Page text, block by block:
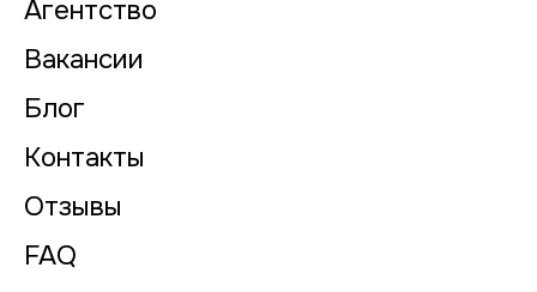
Агентство
Вакансии
Блог
Контакты
Отзывы
FAQ